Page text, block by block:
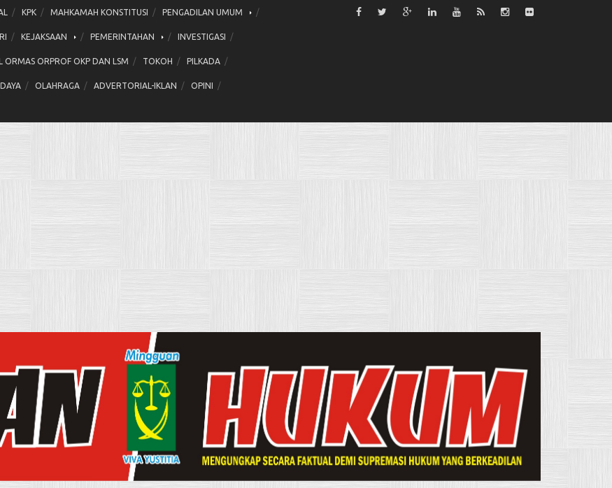
KPK MAHKAMAH KONSTITUSI PENGADILAN UMUM
KEJAKSAAN PEMERINTAHAN INVESTIGASI
ORMAS ORPROF OKP DAN LSM TOKOH PILKADA
OLAHRAGA ADVERTORIAL-IKLAN OPINI